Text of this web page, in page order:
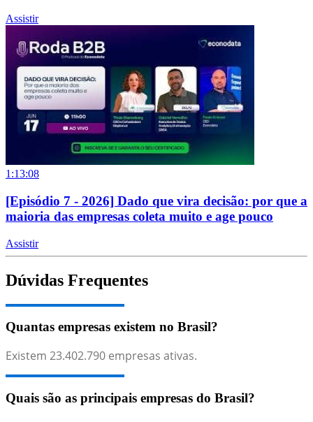
Assistir
1:13:08
[Episódio 7 - 2026] Dado que vira decisão: por que a
maioria das empresas coleta muito e age pouco
Assistir
Dúvidas Frequentes
Quantas empresas existem no Brasil?
Existem 23.402.790 empresas ativas.
Quais são as principais empresas do Brasil?